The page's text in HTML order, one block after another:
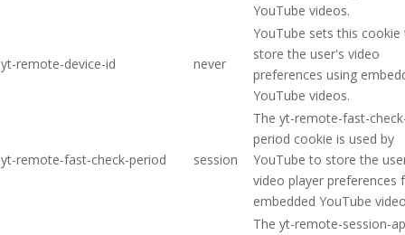
YouTube videos.
yt-remote-device-id never
YouTube sets this cookie
store the user's video
preferences using
YouTube videos.
yt-remote-fast-check-period session
The yt-remote-fast-
period cookie is used by
YouTube to store the
video player preferences
embedded YouTube
The yt-remote-session-